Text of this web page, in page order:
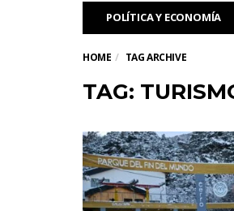
POLÍTICA Y ECONOMÍA
HOME TAG ARCHIVE
TAG: